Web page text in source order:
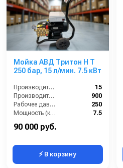
Мойка АВД Тритон H T
250 бар, 15 л/мин. 7.5 кВт
Производительность (л/мин):
15
Производительность (л/ч):
900
Рабочее давление (бар):
250
Мощность (кВт):
7.5
90 000 руб.
⚡ В корзину